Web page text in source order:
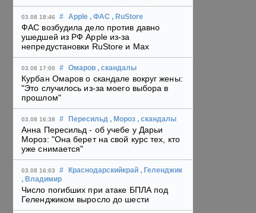
03.08 18:46 # Apple , ФАС , RuStore
ФАС возбудила дело против давно
ушедшей из РФ Apple из-за
непредустановки RuStore и Max
03.08 17:00 # Омаров , скандалы
Курбан Омаров о скандале вокруг жены:
"Это случилось из-за моего выбора в
прошлом"
03.08 16:38 # Пересильд , Мороз , скандалы
Анна Пересильд - об учебе у Дарьи
Мороз: "Она берет на свой курс тех, кто
уже снимается"
03.08 16:03 # Краснодарскийкрай , Геленджик
, Владимир
Число погибших при атаке БПЛА под
Геленджиком выросло до шести